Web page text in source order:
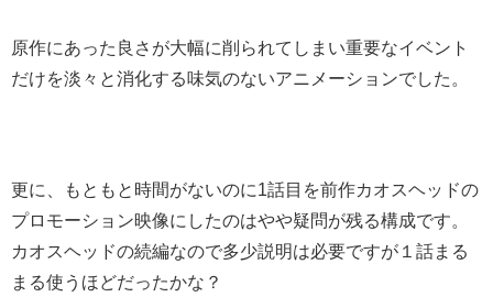
原作にあった良さが大幅に削られてしまい重要なイベント
だけを淡々と消化する味気のないアニメーションでした。
更に、もともと時間がないのに1話目を前作カオスヘッドの
プロモーション映像にしたのはやや疑問が残る構成です。
カオスヘッドの続編なので多少説明は必要ですが１話まる
まる使うほどだったかな？